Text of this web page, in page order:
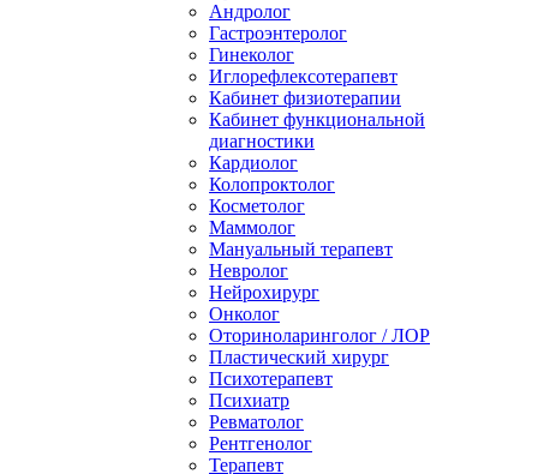
Андролог
Гастроэнтеролог
Гинеколог
Иглорефлексотерапевт
Кабинет физиотерапии
Кабинет функциональной
диагностики
Кардиолог
Колопроктолог
Косметолог
Маммолог
Мануальный терапевт
Невролог
Нейрохирург
Онколог
Оториноларинголог / ЛОР
Пластический хирург
Психотерапевт
Психиатр
Ревматолог
Рентгенолог
Терапевт